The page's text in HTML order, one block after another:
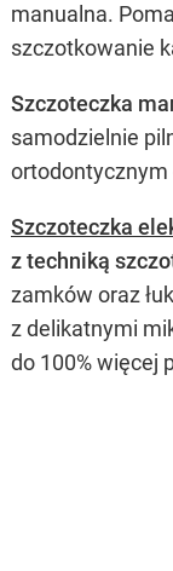
manualna.
szczotkowanie
Szczoteczka
samodzielnie
ortodontycznym
Szczoteczka
z techniką
zamków oraz
z delikatnymi
do 100% więcej